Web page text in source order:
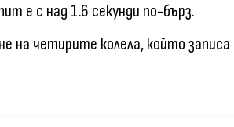
е с над 1.6 секунди по-бърз.
на четирите колела, който записа